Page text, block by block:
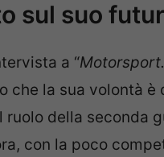
sul suo
a “
che la sua volontà è
della seconda
con la poco